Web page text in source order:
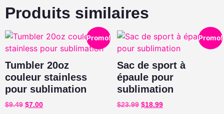
Produits similaires
Promo!
Tumbler 20oz
couleur stainless
pour sublimation
$9.49 $7.00
Promo!
Sac de sport à
épaule pour
sublimation
$23.99 $18.99